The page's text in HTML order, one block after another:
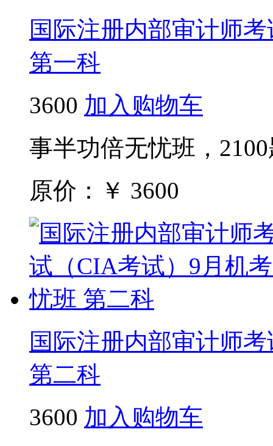
国际注册内部审计师
第一科
3600 加入购物车
事半功倍无忧班，
原价：￥ 3600
国际注册内部审计师
第二科
3600 加入购物车